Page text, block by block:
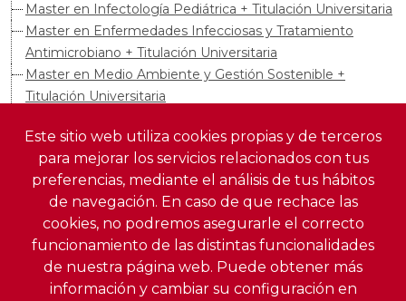
Master en Infectología Pediátrica + Titulación Universitaria
Master en Enfermedades Infecciosas y Tratamiento
Antimicrobiano + Titulación Universitaria
Master en Medio Ambiente y Gestión Sostenible +
Titulación Universitaria
Master en Mobile Elearning + Titulación Universitaria
Master Formador de Formadores para Profesorado en la
Rama Sanitaria + Titulación Universitaria
Master Europeo en Educación Ambiental
Master en Responsabilidad Social Corporativa
Master en Auditoría, Gestión y Consultoría de Sistemas de
Calidad y Excelencia + Titulación Universitaria
Master MBA en Dirección y Gestión de Clínicas de
Este sitio web utiliza cookies propias y de terceros
para mejorar los servicios relacionados con tus
preferencias, mediante el análisis de tus hábitos
de navegación. En caso de que rechace las
cookies, no podremos asegurarle el correcto
funcionamiento de las distintas funcionalidades
de nuestra página web. Puede obtener más
información y cambiar su configuración en